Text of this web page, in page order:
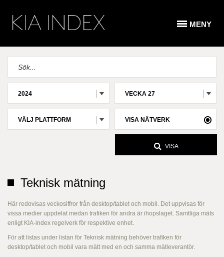
MENY
VISA
2024 VECKA 27
VÄLJ PLATTFORM VISA NÄTVERK
Teknisk mätning
Här redovisas veckosiffror från desktop/tablet och mobil. Det uppvisas för
vissa medier uppdelat medan trafiken för andra är ihopslaget. Samtliga mäts
enligt KIA-index regelverk för respektive enhet.
För att listas under listan för Teknisk mätning behöver trafiken för
desktop/tablet och mobil vara mätt med en och samma mätleverantör.